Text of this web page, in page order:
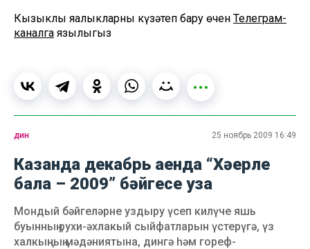
Кызыклы яңалыкларны күзәтеп бару өчен Телеграм-
каналга язылыгыз
дин 25 ноябрь 2009 16:49
Казанда декабрь аенда “Хәерле
бала – 2009” бәйгесе уза
Мондый бәйгеләрне уздыру үсеп килүче яшь
буынның рухи-әхлакый сыйфатларын үстерүгә, үз
халкыңның мәдәниятына, дингә һәм гореф-